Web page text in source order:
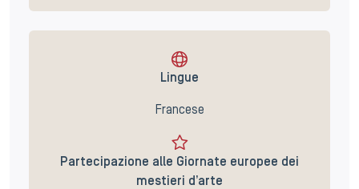
Lingue
Francese
Partecipazione alle Giornate europee dei
mestieri d’arte